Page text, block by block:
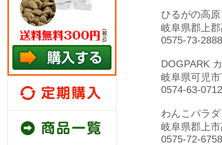
ひるがの高
岐阜県郡上
0575-73-2888
DOGPARK
岐阜県可児
0574-63-0712
わんこパラ
岐阜県郡上
0575-72-6758